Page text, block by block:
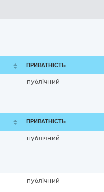
ПРИВАТНІСТЬ
публічний
ПРИВАТНІСТЬ
публічний
публічний